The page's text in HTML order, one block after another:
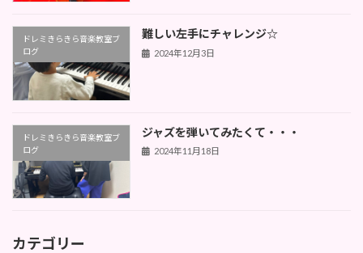
ドレミきらきら音楽教室ブ
ログ
難しい左手にチャレンジ☆
2024年12月3日
ドレミきらきら音楽教室ブ
ログ
ジャズを弾いてみたくて・・・
2024年11月18日
カテゴリー